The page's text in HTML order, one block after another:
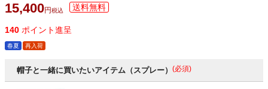
15,400 税込
140 ポイント進呈
春夏 再入荷
帽子と一緒に買いたいアイテム（スプレー） (必須)